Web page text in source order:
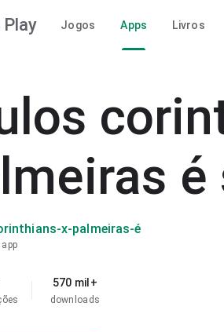
Play Jogos Apps Livros
é
x-palmeiras-é
570 mil+
downloads